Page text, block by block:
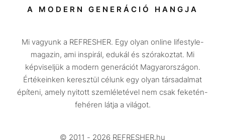
Társadalom
Utazás
Életmód
Design
Beszélgetések
A MODERN GENERÁCIÓ HANGJA
Mi vagyunk a REFRESHER. Egy olyan online lifestyle-
magazin, ami inspirál, edukál és szórakoztat. Mi
képviseljük a modern generációt Magyarországon.
Értékeinken keresztül célunk egy olyan társadalmat
építeni, amely nyitott szemléletével nem csak feketén-
fehéren látja a világot.
© 2011 - 2026 REFRESHER.hu